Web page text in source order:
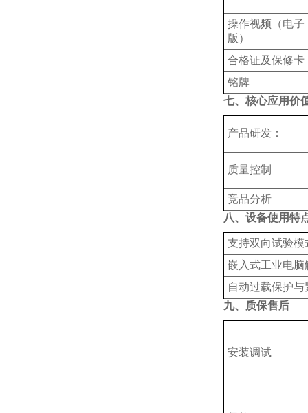
操作视频（电子
版）
合格证及保修卡
铭牌
七、核心应用价
‌产品研发‌：
‌质量控制‌
‌竞品分析‌
八、设备使用特
支持‌双向试验
嵌入式工业电脑
自动过载保护
九、质保售后
安装调试